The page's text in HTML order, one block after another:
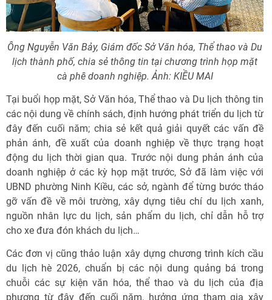
Ông Nguyễn Văn Bảy, Giám đốc Sở Văn hóa, Thể thao và Du
lịch thành phố, chia sẻ thông tin tại chương trình họp mặt
cà phê doanh nghiệp. Ảnh: KIỀU MAI
Tại buổi họp mặt, Sở Văn hóa, Thể thao và Du lịch thông tin
các nội dung về chính sách, định hướng phát triển du lịch từ
đây đến cuối năm; chia sẻ kết quả giải quyết các vấn đề
phản ánh, đề xuất của doanh nghiệp về thực trạng hoạt
động du lịch thời gian qua. Trước nội dung phản ánh của
doanh nghiệp ở các kỳ họp mặt trước, Sở đã làm việc với
UBND phường Ninh Kiều, các sở, ngành để từng bước tháo
gỡ vấn đề về môi trường, xây dựng tiêu chí du lịch xanh,
nguồn nhân lực du lịch, sản phẩm du lịch, chỉ dẫn hỗ trợ
cho xe đưa đón khách du lịch…
Các đơn vị cũng thảo luận xây dựng chương trình kích cầu
du lịch hè 2026, chuẩn bị các nội dung quảng bá trong
chuỗi các sự kiện văn hóa, thể thao và du lịch của địa
phương từ đây đến cuối năm, hưởng ứng tham gia xây